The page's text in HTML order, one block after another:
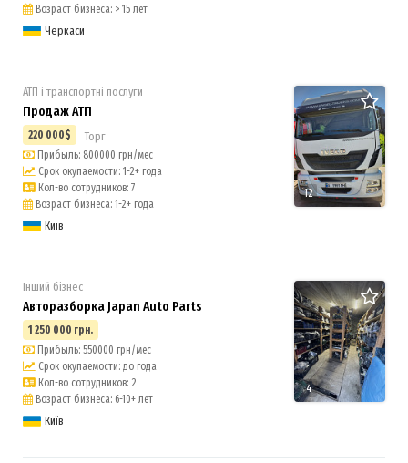
Возраст бизнеса: > 15 лет
Черкаси
12
АТП і транспортні послуги
Продаж АТП
220 000$ Торг
Прибыль: 800000 грн/мес
Срок окупаемости: 1-2+ года
Кол-во сотрудников: 7
Возраст бизнеса: 1-2+ года
Київ
4
Інший бізнес
Авторазборка Japan Auto Parts
1 250 000 грн.
Прибыль: 550000 грн/мес
Срок окупаемости: до года
Кол-во сотрудников: 2
Возраст бизнеса: 6-10+ лет
Київ